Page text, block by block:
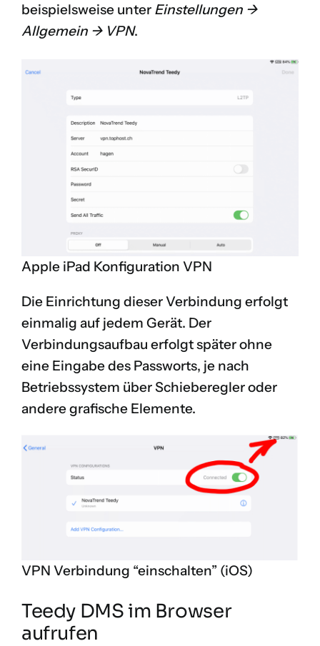
beispielsweise unter Einstellungen ->
Allgemein -> VPN.
Apple iPad Konfiguration VPN
Die Einrichtung dieser Verbindung erfolgt
einmalig auf jedem Gerät. Der
Verbindungsaufbau erfolgt später ohne
eine Eingabe des Passworts, je nach
Betriebssystem über Schieberegler oder
andere grafische Elemente.
VPN Verbindung “einschalten” (iOS)
Teedy DMS im Browser
aufrufen